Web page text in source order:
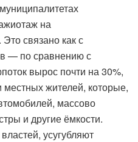
на
связано как с
— по сравнению с
вырос почти на 30%,
жителей, которые,
массово
и другие ёмкости.
усугубляют